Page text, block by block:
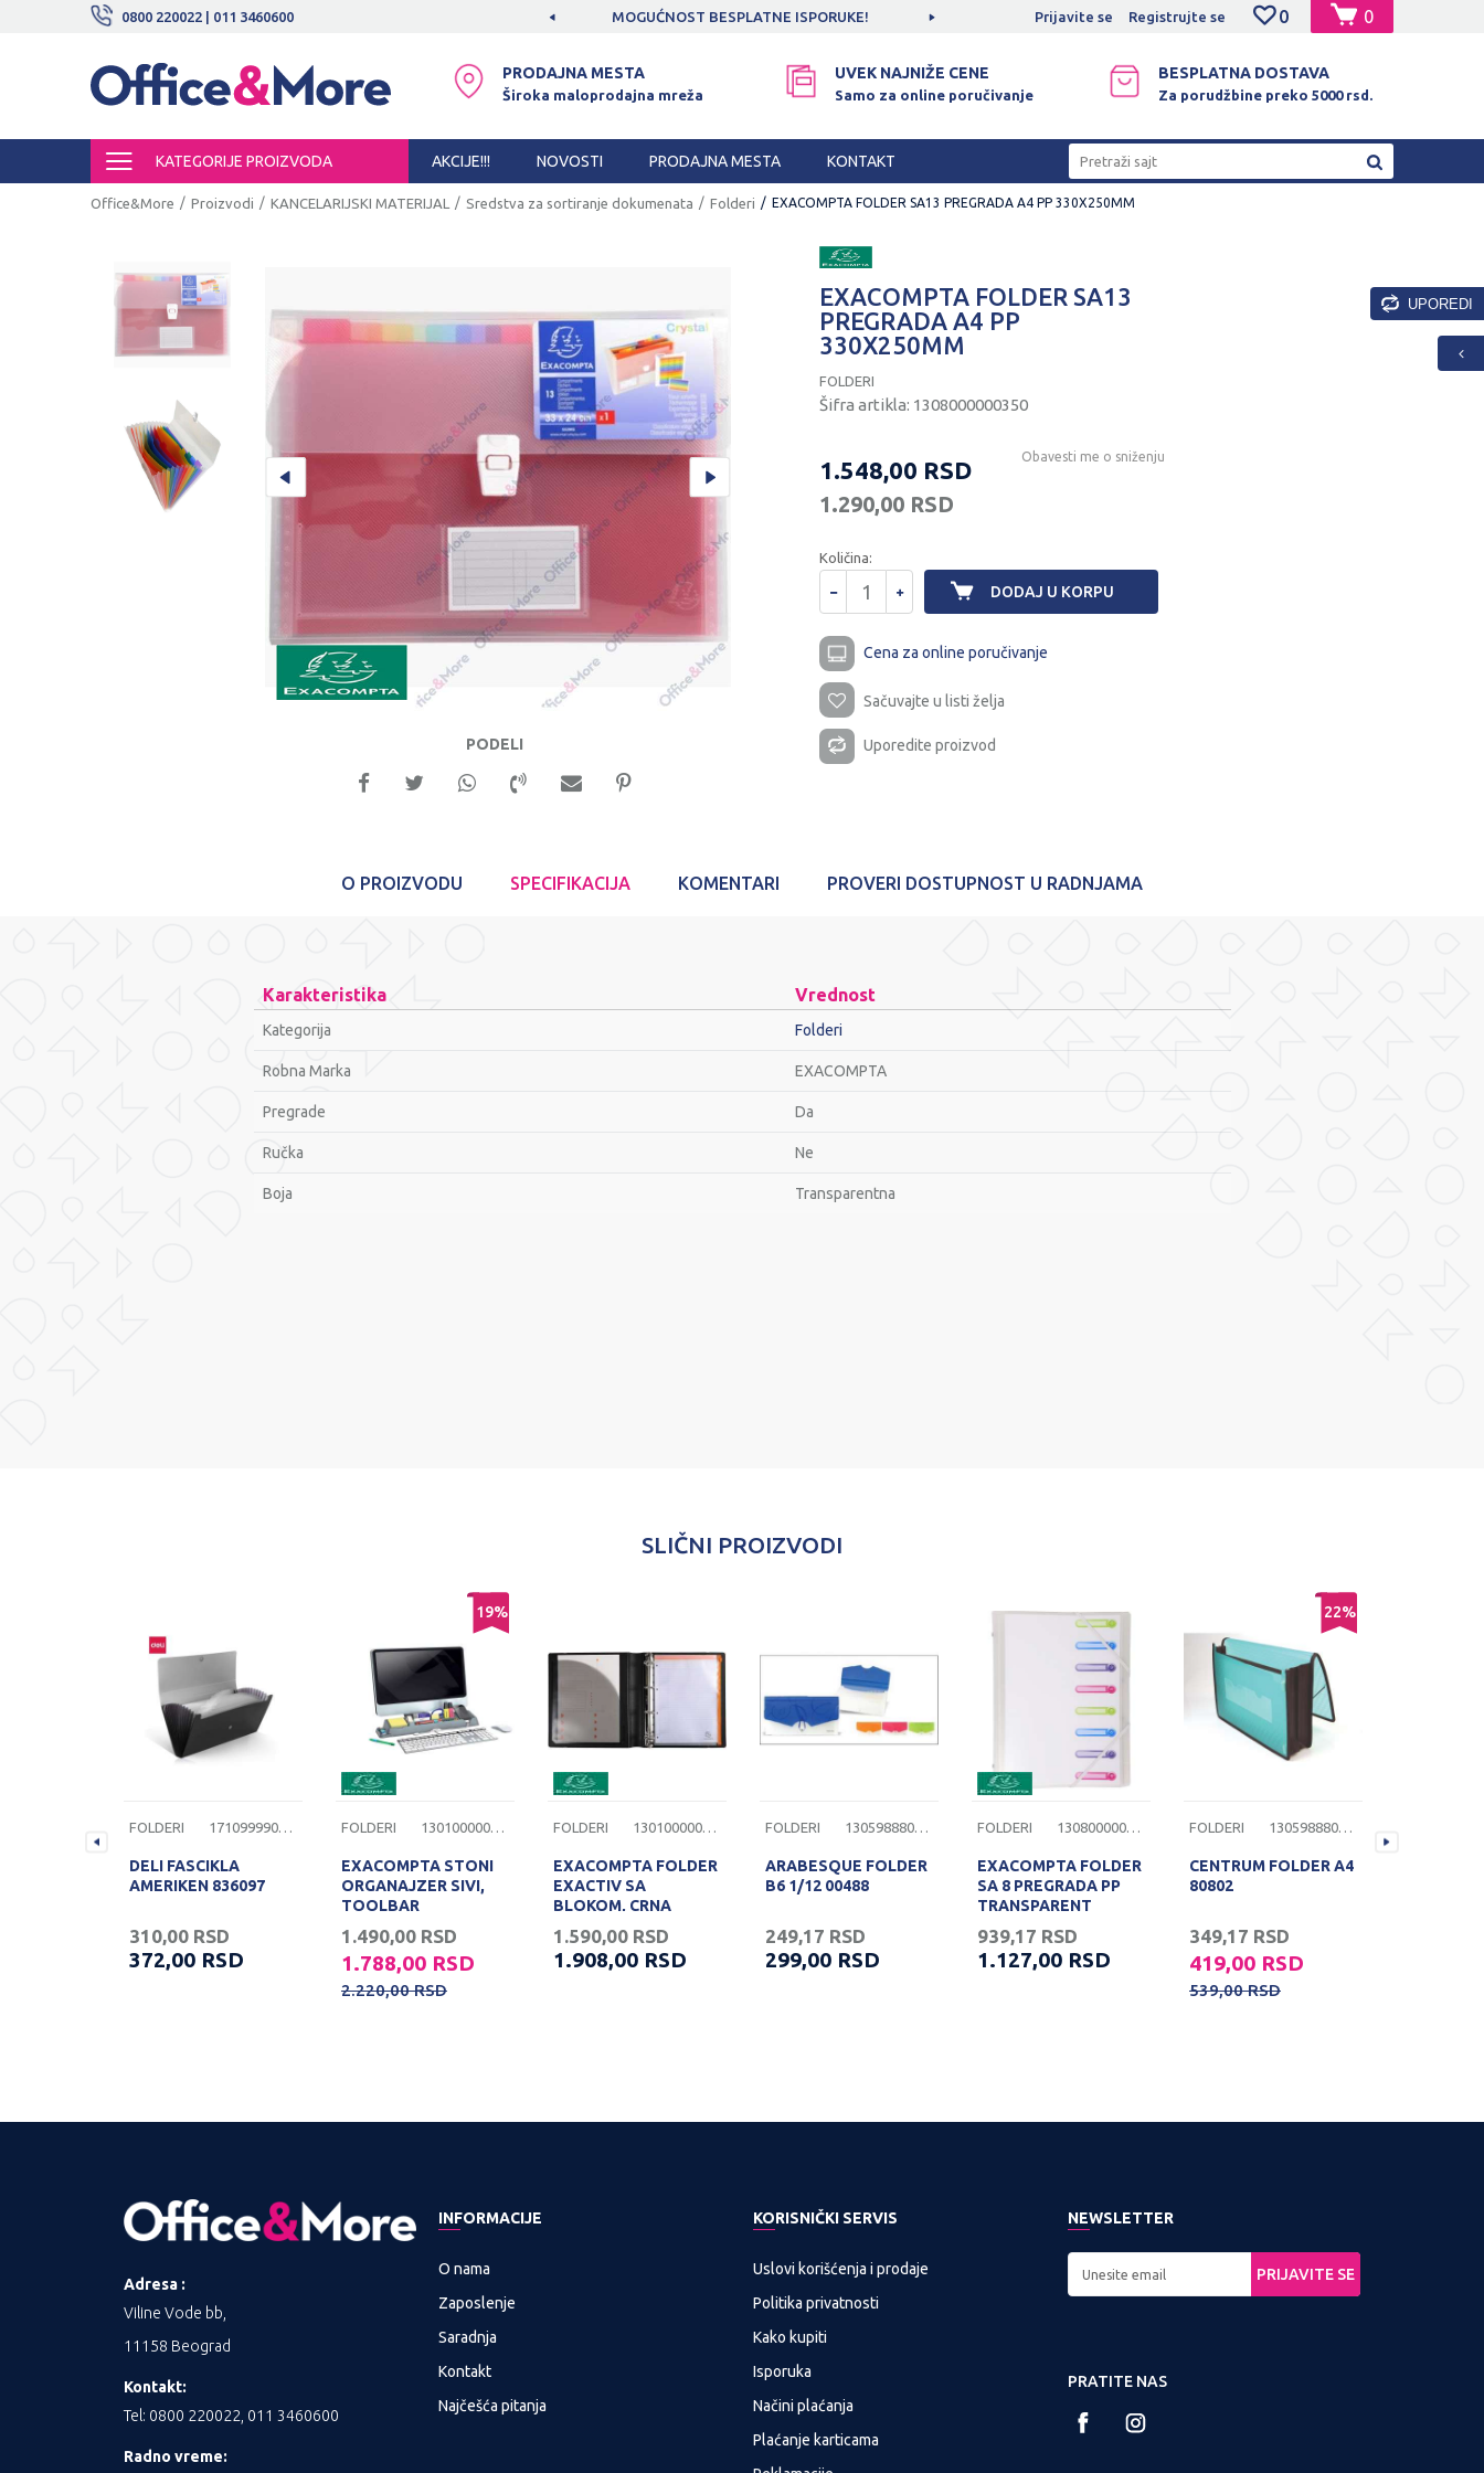
0800 220022 | 011 3460600
ISPORUKE! SIGURNO PLAĆANJE PLATNIM KARTICAMA! MOGUĆNOST BESPLATNE ISPORUKE! SIGURNO PLAĆANJE PLATNIM KARTICAMA! 0
0
Prijavite se Registrujte se
PRODAJNA MESTA
Široka maloprodajna mreža
UVEK NAJNIŽE CENE
Samo za online poručivanje
BESPLATNA DOSTAVA
Za porudžbine preko 5000 rsd.
KATEGORIJE PROIZVODA AKCIJE!!! NOVOSTI PRODAJNA MESTA KONTAKT Pretraži sajt
Office&More Proizvodi KANCELARIJSKI MATERIJAL Sredstva za sortiranje dokumenata Folderi EXACOMPTA FOLDER SA13 PREGRADA A4 PP 330X250MM
PODELI
EXACOMPTA FOLDER SA13
PREGRADA A4 PP
330X250MM
FOLDERI
Šifra artikla: 1308000000350
1.548,00 RSD
1.290,00 RSD
Obavesti me o sniženju
Količina:
DODAJ U KORPU
Cena za online poručivanje
Sačuvajte u listi želja
Uporedite proizvod
O PROIZVODU SPECIFIKACIJA KOMENTARI PROVERI DOSTUPNOST U RADNJAMA
Karakteristika Vrednost
Kategorija Folderi
Robna Marka EXACOMPTA
Pregrade Da
Ručka Ne
Bоја Transparentna
SLIČNI PROIZVODI
FOLDERI 1710999900749
DELI FASCIKLA
AMERIKEN 836097
310,00 RSD
372,00 RSD
19%
FOLDERI 1301000000403
EXACOMPTA STONI
ORGANAJZER SIVI,
TOOLBAR
1.490,00 RSD
1.788,00 RSD
2.220,00RSD
FOLDERI 1301000000400
EXACOMPTA FOLDER
EXACTIV SA
BLOKOM, CRNA
1.590,00 RSD
1.908,00 RSD
FOLDERI 1305988800024
ARABESQUE FOLDER
B6 1/12 00488
249,17 RSD
299,00 RSD
FOLDERI 1308000000344
EXACOMPTA FOLDER
SA 8 PREGRADA PP
TRANSPARENT
939,17 RSD
1.127,00 RSD
22%
FOLDERI 1305988800009
CENTRUM FOLDER A4
80802
349,17 RSD
419,00 RSD
539,00RSD
UPOREDI
Adresa :
Viline Vode bb,
11158 Beograd
Kontakt:
Tel: 0800 220022, 011 3460600
Radno vreme:
INFORMACIJE
O nama
Zaposlenje
Saradnja
Kontakt
Najčešća pitanja
KORISNIČKI SERVIS
Uslovi korišćenja i prodaje
Politika privatnosti
Kako kupiti
Isporuka
Načini plaćanja
Plaćanje karticama
NEWSLETTER
PRIJAVITE SE
PRATITE NAS